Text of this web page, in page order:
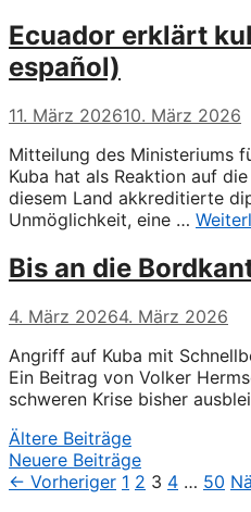
Ecuador erklärt
español)
11. März 202610. März 2026
Mitteilung des Ministeriums
Kuba hat als Reaktion auf
diesem Land akkreditierte
Unmöglichkeit, eine …
Bis an die
4. März 20264. März 2026
Angriff auf Kuba mit
Ein Beitrag von Volker
schweren Krise bisher
Beitrags-
Navigation
Ältere Beiträge
Neuere Beiträge
← Vorheriger 1 2 3 4 … 50